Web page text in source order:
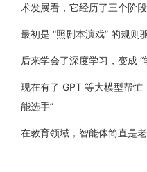
术发展看，它经历了三个阶段
最初是 “照剧本演戏” 的规则
后来学会了深度学习，变成 “
现在有了 GPT 等大模型帮忙
能选手”
在教育领域，智能体简直是